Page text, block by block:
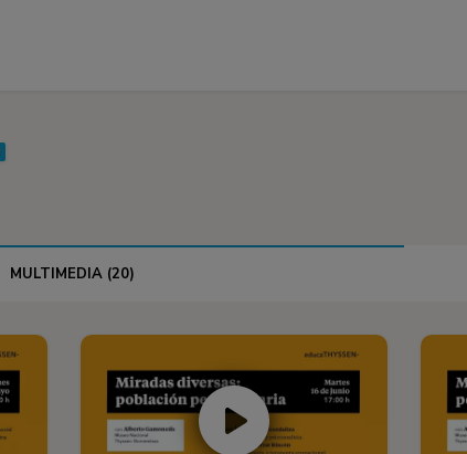
MULTIMEDIA (20)